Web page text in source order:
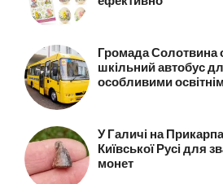
Громада Солотвина
шкільний автобус
особливими
У Галичі на
Київської Русі для
монет